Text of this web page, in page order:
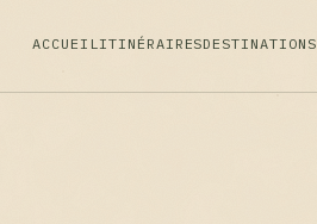
ACCUEILITINÉRAIRESDESTINATIONS